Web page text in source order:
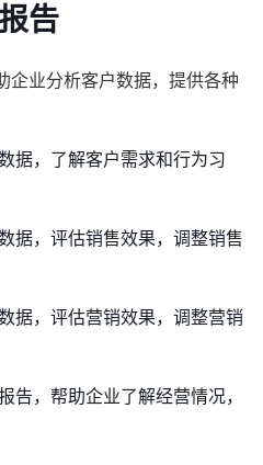
告
企业分析客户数据，提供各种
据，了解客户需求和行为习
据，评估销售效果，调整销售
据，评估营销效果，调整营销
告，帮助企业了解经营情况，